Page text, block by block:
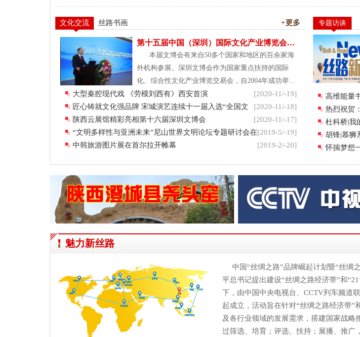
文化交流 丝路书画 +更多
第十五届中国（深圳）国际文化产业博览会举
本届文博会有来自50多个国家和地区的百余家海
外机构参展。深圳文博会作为国家重点扶持的国际
化、综合性文化产业博览交易会，自2004年成功举办
首届后，已发展成为中国
[2020-11/-19]
大型秦腔现代戏 《劳模刘西有》西安首演
[2020-11/-18]
匠心铸就文化强品牌 宋城演艺连续十一届入选“全国文
化企业
[2020-11/-17]
陕西云展馆精彩亮相第十六届深圳文博会
[2019-5/-19]
“文明多样性与亚洲未来”尼山世界文明论坛专题研讨会在
京举
[2019-2/-20]
中韩旅游图片展在首尔拉开帷幕
专题访谈
高维能量
与胸腔大
热烈祝贺
家作品集
杜科桥|我
科桥老师
胡锋|慕狮
立命之本
怀揣梦想
魅力新丝路
中国“丝绸之路”品牌崛起计划暨“丝绸
平总书记提出建设“丝绸之路经济带”和
下，由中国中央电视台、CCTV列车频道
起成立，活动旨在针对“丝绸之路经济带”
及各行业领域的发展需求，搭建国家战略
过筛选、培育；评选、扶持；展播、推广